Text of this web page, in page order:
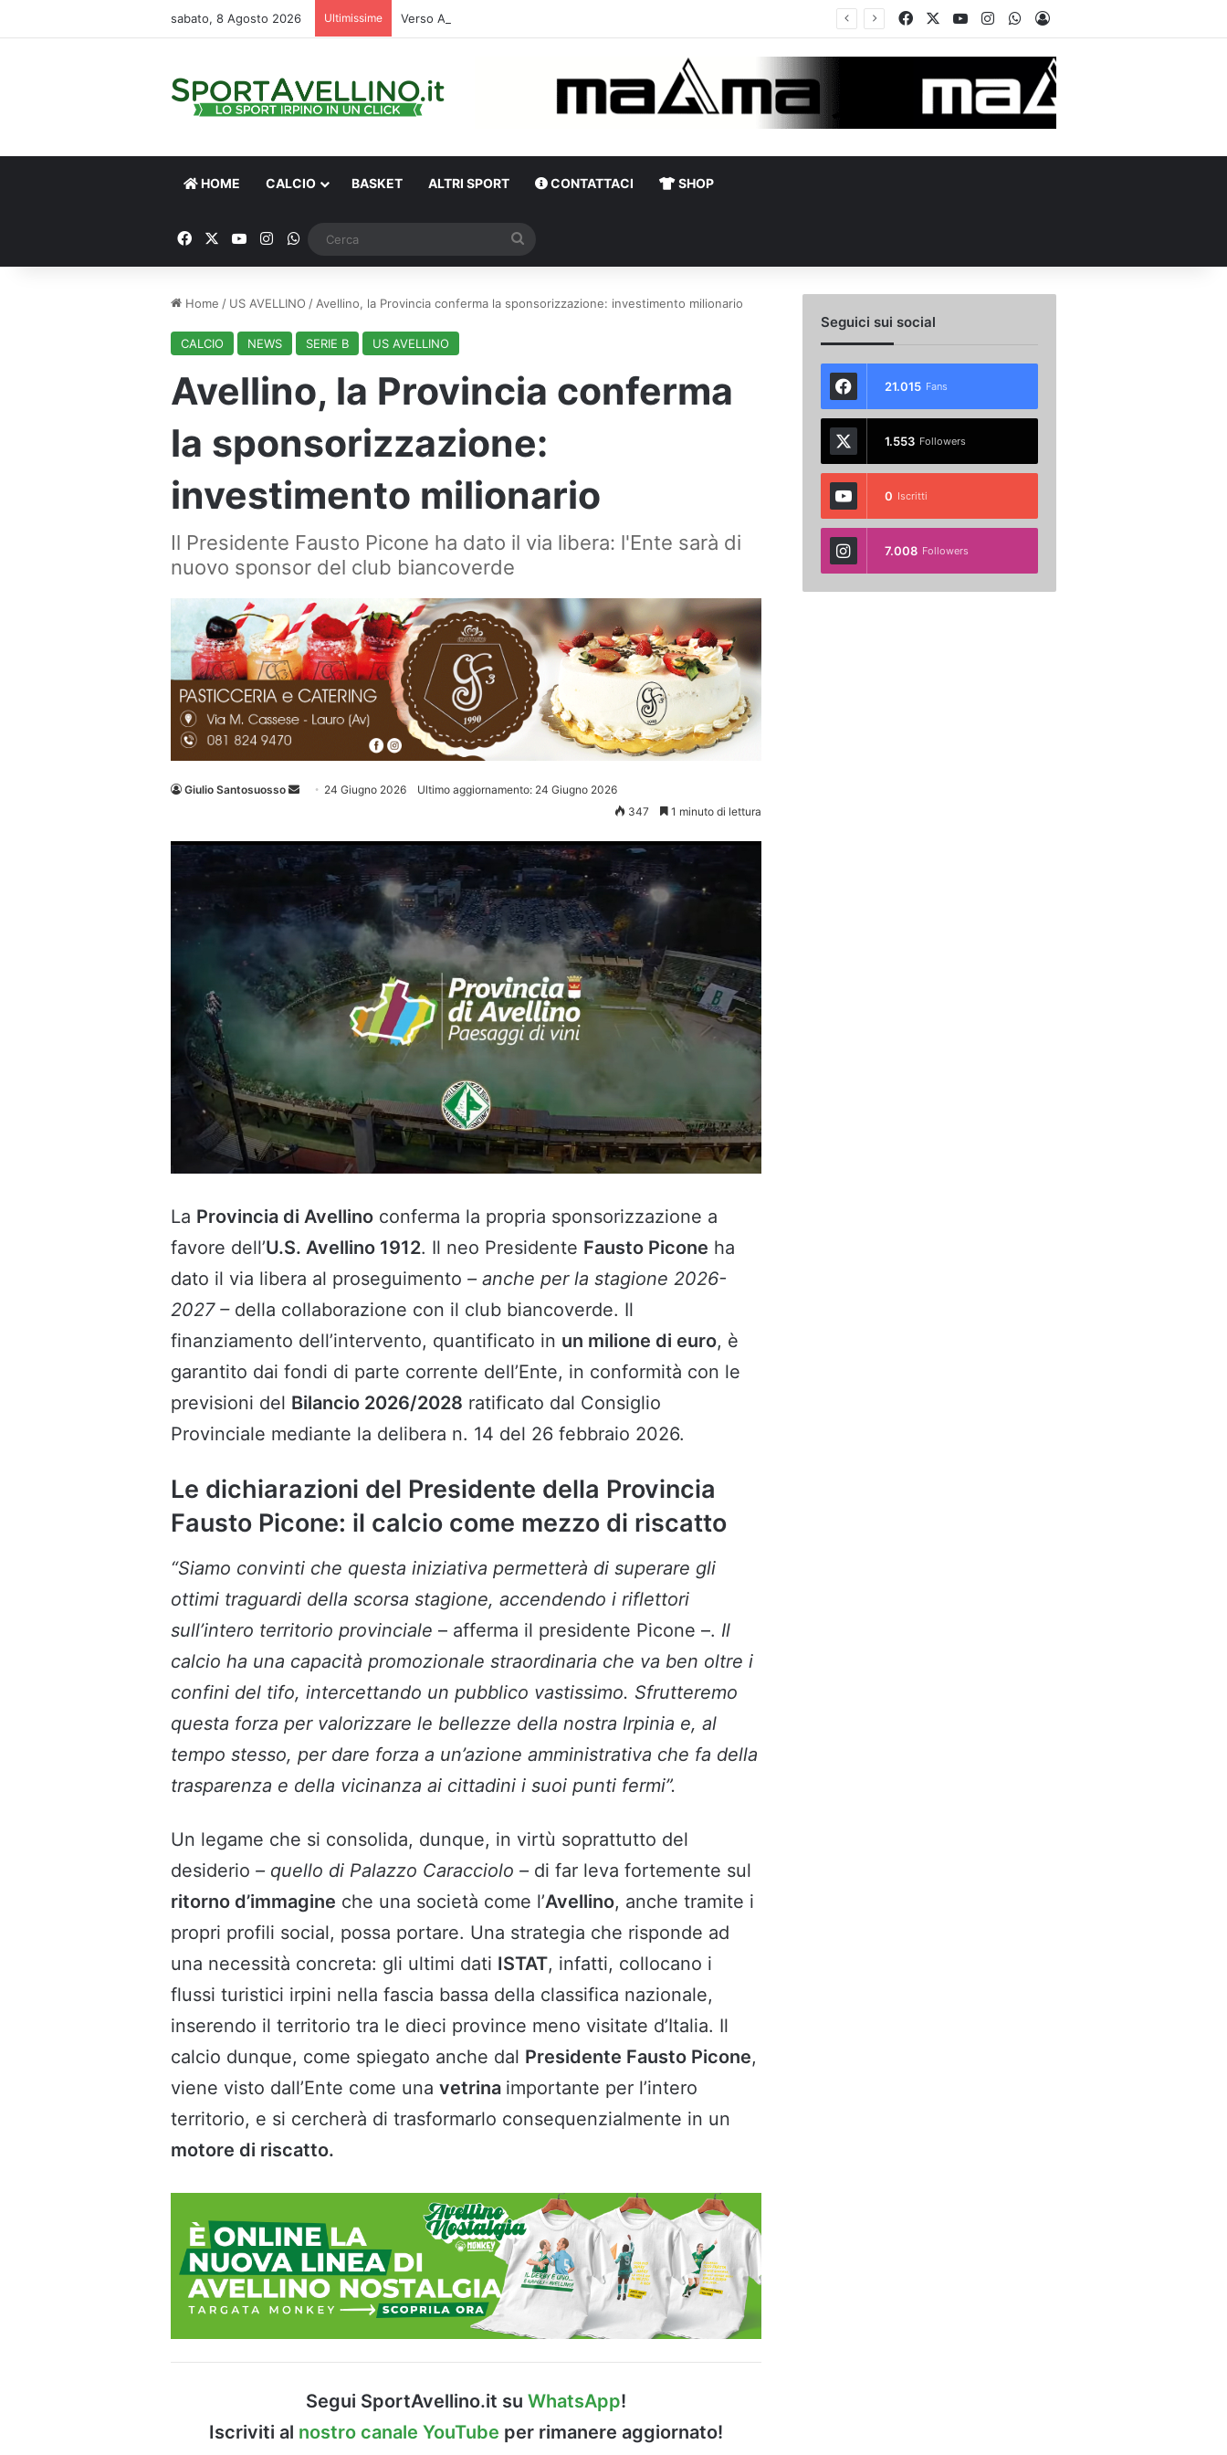
sabato, 8 Agosto 2026 Ultimissime Verso Avellino-Torino, il focus sulla formazione granata FacebookYou TubeInstagramWhatsApp
Accedi
HOME CALCIO BASKET ALTRI SPORT CONTATTACI SHOP
FacebookYou TubeInstagram
WhatsApp
Home / US AVELLINO / Avellino, la Provincia conferma la sponsorizzazione: investimento milionario
CALCIO NEWS SERIE B US AVELLINO
Avellino, la Provincia conferma
la sponsorizzazione:
investimento milionario
Il Presidente Fausto Picone ha dato il via libera: l'Ente sarà di
nuovo sponsor del club biancoverde
Giulio Santosuosso
Invia 24 Giugno 2026
Ultimo aggiornamento: 24 Giugno 2026
347
1 minuto di lettura
La Provincia di Avellino conferma la propria sponsorizzazione a
favore dell’U.S. Avellino 1912. Il neo Presidente Fausto Picone ha
dato il via libera al proseguimento – anche per la stagione 2026-
2027 –della collaborazione con il club biancoverde. Il
finanziamento dell’intervento, quantificato in un milione di euro, è
garantito dai fondi di parte corrente dell’Ente, in conformità con le
previsioni del Bilancio 2026/2028 ratificato dal Consiglio
Provinciale mediante la delibera n. 14 del 26 febbraio 2026.
Le dichiarazioni del Presidente della Provincia
Fausto Picone: il calcio come mezzo di riscatto
“Siamo convinti che questa iniziativa permetterà di superare gli
ottimi traguardi della scorsa stagione, accendendo i riflettori
sull’intero territorio provinciale – afferma il presidente Picone –. Il
calcio ha una capacità promozionale straordinaria che va ben oltre i
confini del tifo, intercettando un pubblico vastissimo. Sfrutteremo
questa forza per valorizzare le bellezze della nostra Irpinia e, al
tempo stesso, per dare forza a un’azione amministrativa che fa della
trasparenza e della vicinanza ai cittadini i suoi punti fermi”.
Un legame che si consolida, dunque, in virtù soprattutto del
desiderio – quello di Palazzo Caracciolo –di far leva fortemente sul
ritorno d’immagine che una società come l’Avellino, anche tramite i
propri profili social, possa portare. Una strategia che risponde ad
una necessità concreta: gli ultimi dati ISTAT, infatti, collocano i
flussi turistici irpini nella fascia bassa della classifica nazionale,
inserendo il territorio tra le dieci province meno visitate d’Italia. Il
calcio dunque, come spiegato anche dal Presidente Fausto Picone,
viene visto dall’Ente come una vetrina importante per l’intero
territorio, e si cercherà di trasformarlo consequenzialmente in un
motore di riscatto.
Segui SportAvellino.it su WhatsApp!
Iscriviti al nostro canale YouTube per rimanere aggiornato!
Seguici sui social
21.015 Fans
1.553 Followers
0 Iscritti
7.008 Followers